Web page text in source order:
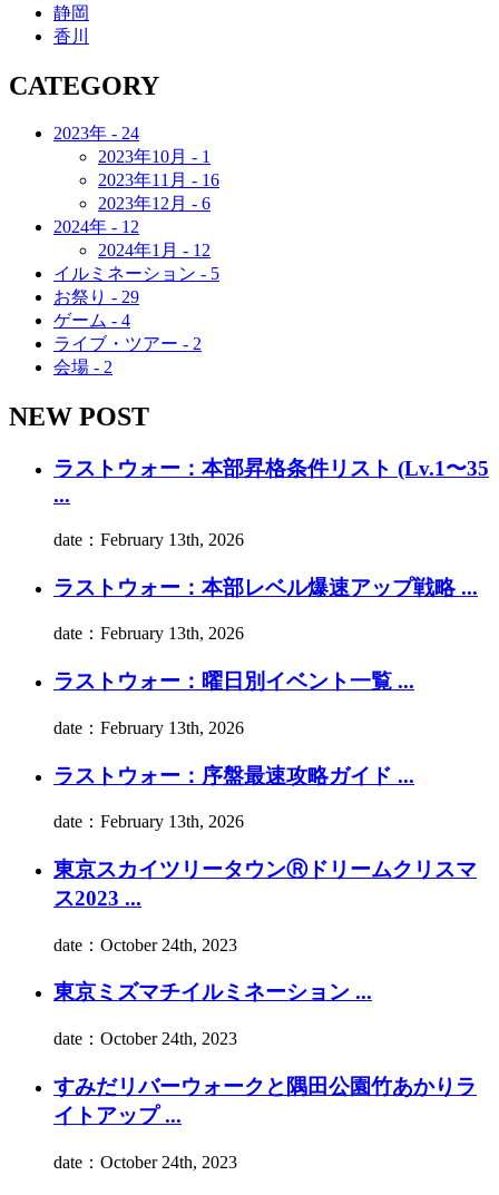
静岡
香川
CATEGORY
2023年 - 24
2023年10月 - 1
2023年11月 - 16
2023年12月 - 6
2024年 - 12
2024年1月 - 12
イルミネーション - 5
お祭り - 29
ゲーム - 4
ライブ・ツアー - 2
会場 - 2
NEW POST
ラストウォー：本部昇格条件リスト (Lv.1〜35
...
date：February 13th, 2026
ラストウォー：本部レベル爆速アップ戦略 ...
date：February 13th, 2026
ラストウォー：曜日別イベント一覧 ...
date：February 13th, 2026
ラストウォー：序盤最速攻略ガイド ...
date：February 13th, 2026
東京スカイツリータウンⓇドリームクリスマ
ス2023 ...
date：October 24th, 2023
東京ミズマチイルミネーション ...
date：October 24th, 2023
すみだリバーウォークと隅田公園竹あかりラ
イトアップ ...
date：October 24th, 2023